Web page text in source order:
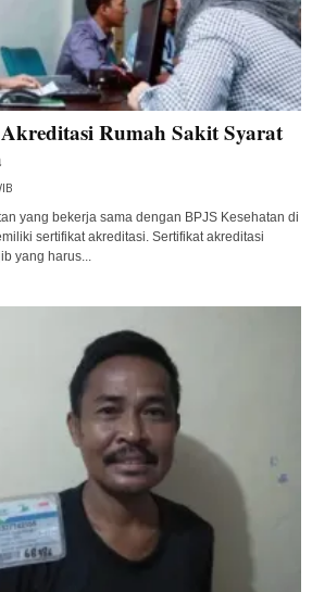
Rumah Sakit Syarat
yang bekerja sama dengan BPJS Kesehatan di
sertifikat akreditasi. Sertifikat akreditasi
yang harus...